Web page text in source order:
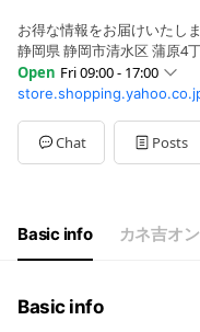
お得な情報をお届けいたし
静岡県 静岡市清水区 蒲原4
Open Fri 09:00 - 17:00
SunClosed
Mon09:00 - 17:00
Tue09:00 - 17:00
Wed09:00 - 17:00
Closed
土日祝はお休みをいただい
Chat Posts
Basic info カネ吉オ
Basic info